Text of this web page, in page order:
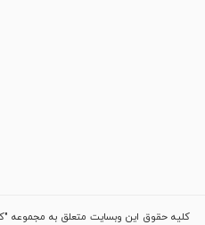
کلیه حقوق این وبسایت متعلق به مجموعه